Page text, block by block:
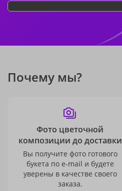
Почему мы?
Фото цветочной
композиции до доставки
Вы получите фото готового
букета по e-mail и будете
уверены в качестве своего
заказа.